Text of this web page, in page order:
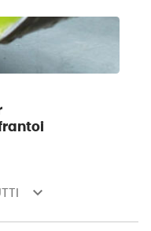
keyboard_arrow_down